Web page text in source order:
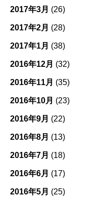
2017年3月 (26)
2017年2月 (28)
2017年1月 (38)
2016年12月 (32)
2016年11月 (35)
2016年10月 (23)
2016年9月 (22)
2016年8月 (13)
2016年7月 (18)
2016年6月 (17)
2016年5月 (25)